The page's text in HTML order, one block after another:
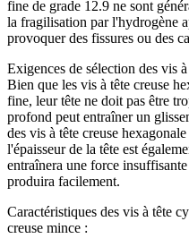
fine de grade 12.9 ne sont
la fragilisation par l'hydrogène
provoquer des fissures ou des
Exigences de sélection des vis
Bien que les vis à tête creuse
fine, leur tête ne doit pas être
profond peut entraîner un
des vis à tête creuse
l'épaisseur de la tête est
entraînera une force
produira facilement.
Caractéristiques des vis à tête
creuse mince :